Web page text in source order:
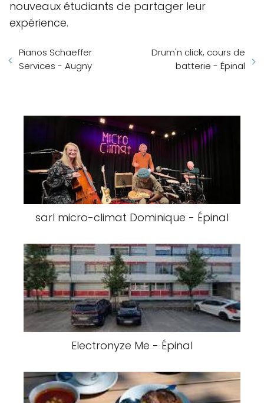
nouveaux étudiants de partager leur
expérience.
Pianos Schaeffer
Services - Augny
Drum'n click, cours de
batterie - Épinal
sarl micro-climat Dominique - Épinal
Electronyze Me - Épinal